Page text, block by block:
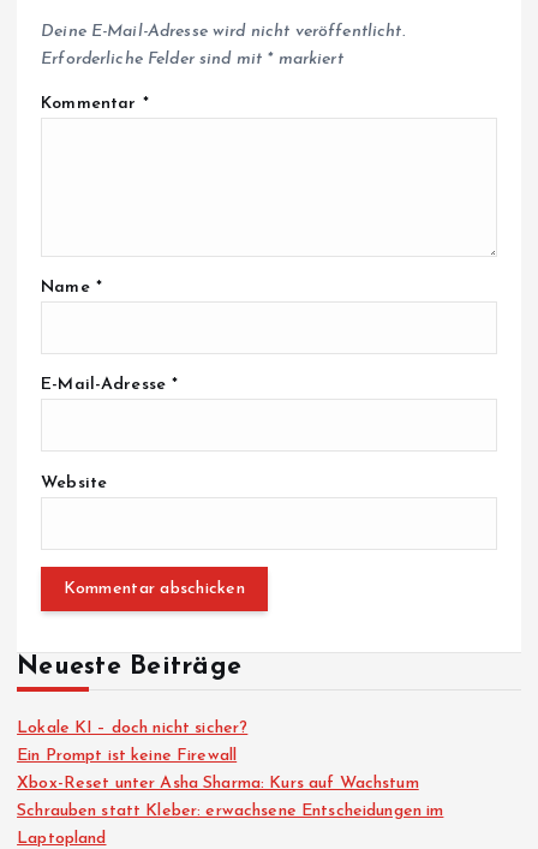
Deine E-Mail-Adresse wird nicht veröffentlicht.
Erforderliche Felder sind mit *markiert
Kommentar *
Name *
E-Mail-Adresse*
Website
Neueste Beiträge
Lokale KI – doch nicht sicher?
Ein Prompt ist keine Firewall
Xbox-Reset unter Asha Sharma: Kurs auf Wachstum
Schrauben statt Kleber: erwachsene Entscheidungen im
Laptopland